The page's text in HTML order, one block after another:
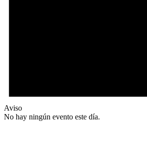
Aviso
No hay ningún evento este día.